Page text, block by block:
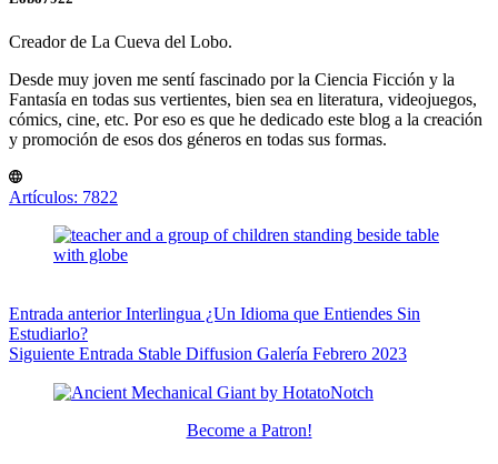
Creador de La Cueva del Lobo.
Desde muy joven me sentí fascinado por la Ciencia Ficción y la
Fantasía en todas sus vertientes, bien sea en literatura, videojuegos,
cómics, cine, etc. Por eso es que he dedicado este blog a la creación
y promoción de esos dos géneros en todas sus formas.
Artículos: 7822
Entrada anteriorInterlingua ¿Un Idioma que Entiendes Sin
Estudiarlo?
Siguiente Entrada Stable Diffusion Galería Febrero 2023
Become a Patron!